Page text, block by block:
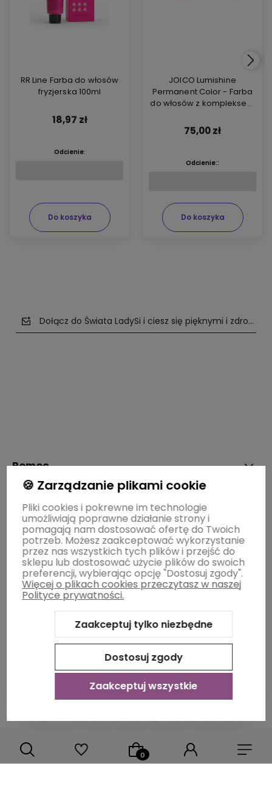
RR Line Farba do włosów
fryzjerska 100ml
18,97 zł
Do koszyka
Odcienie:
JOICO Lumishine
Permanent Color - Farba
do włosów z kompleksem
włosy 74ml
75,00 zł
Do koszyka
Odcienie::
Dołącz do Świata LadySi i ciesz się pięknymi i
Pomoc
Moje konto
Płatności i dostawa
Informacje
3.0™
od GrowCommerce
🍪 Zarządzanie plikami cookie
Pliki cookies i pokrewne im technologie
umożliwiają poprawne działanie strony i
pomagają nam dostosować ofertę do Twoich
potrzeb. Możesz zaakceptować wykorzystanie
przez nas wszystkich tych plików i przejść do
sklepu lub dostosować użycie plików do swoich
preferencji, wybierając opcję "Dostosuj zgody".
Więcej o plikach cookies przeczytasz w naszej
Polityce prywatności.
Zaakceptuj tylko niezbędne
Dostosuj zgody
Zaakceptuj wszystkie